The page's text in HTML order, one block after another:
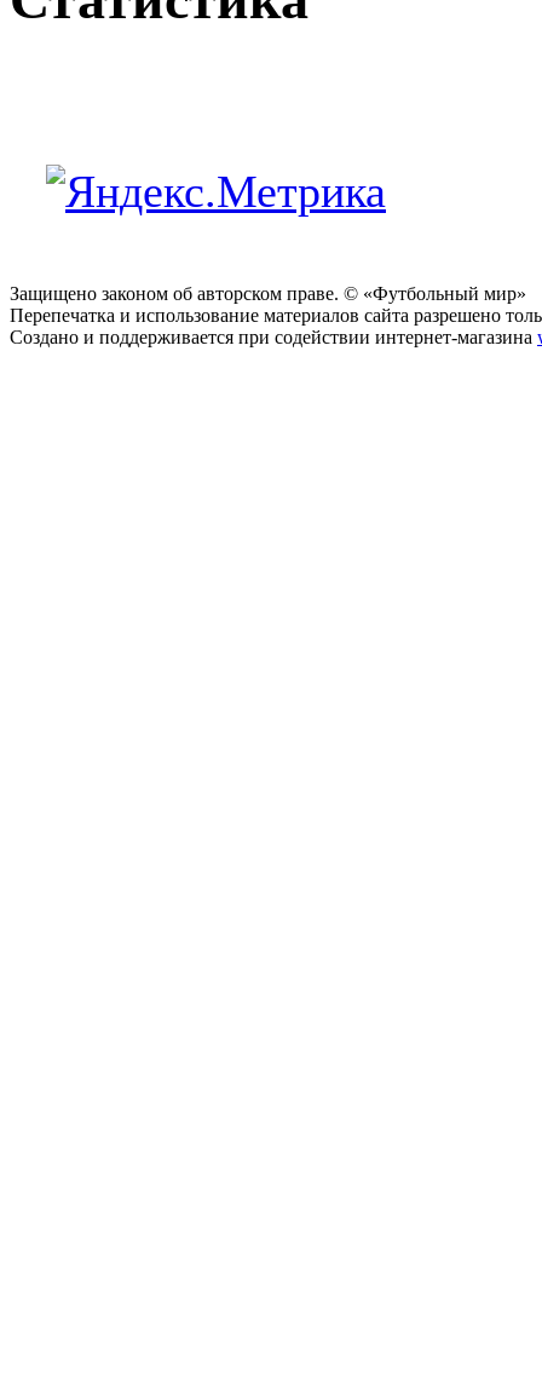
Защищено законом об авторском праве. © «Футбольный мир»
Перепечатка и использование материалов сайта разрешено
Создано и поддерживается при содействии интернет-магазина